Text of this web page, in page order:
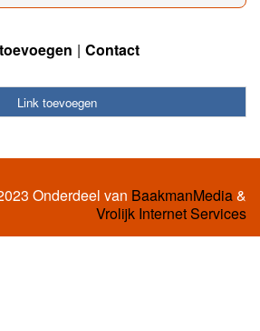
Contact
Link toevoegen
Onderdeel van BaakmanMedia&
Vrolijk Internet Services